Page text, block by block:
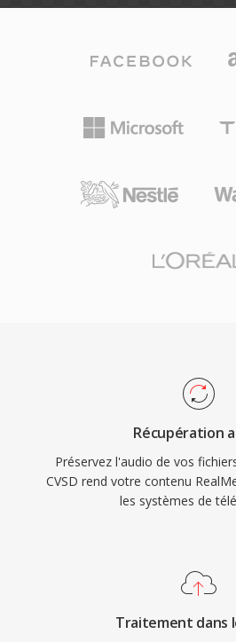
Récupération
Préservez l'audio de vos
CVSD rend votre contenu
les systèmes de
Traitement dans